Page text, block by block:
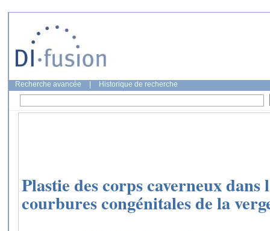
Recherche avancée Historique de recherche
Plastie des corps caverneux
courbures congénitales de la